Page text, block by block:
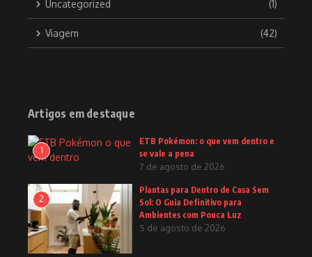
Uncategorized (1)
Viagem (42)
Artigos em destaque
1
ETB Pokémon: o que vem dentro e
se vale a pena
7 de agosto de 2026
2
Plantas para Dentro de Casa Sem
Sol: O Guia Definitivo para
Ambientes com Pouca Luz
5 de agosto de 2026